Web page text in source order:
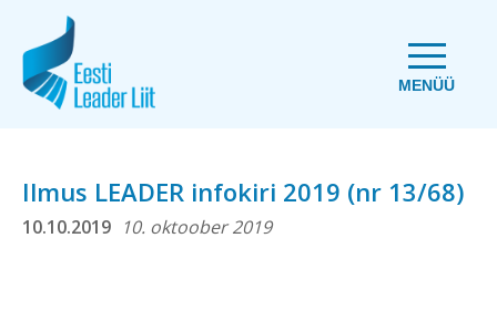
MENÜÜ
Ilmus LEADER infokiri 2019 (nr 13/68)
10.10.2019 10. oktoober 2019